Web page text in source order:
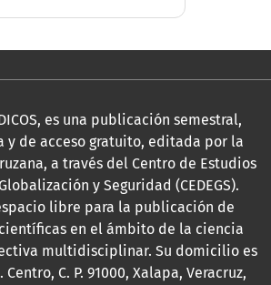
es una publicación semestral,
de acceso gratuito, editada por la
a través del Centro de Estudios
y Seguridad (CEDEGS).
libre para la publicación de
en el ámbito de la ciencia
multidisciplinar. Su domicilio es
C. P. 91000, Xalapa, Veracruz,